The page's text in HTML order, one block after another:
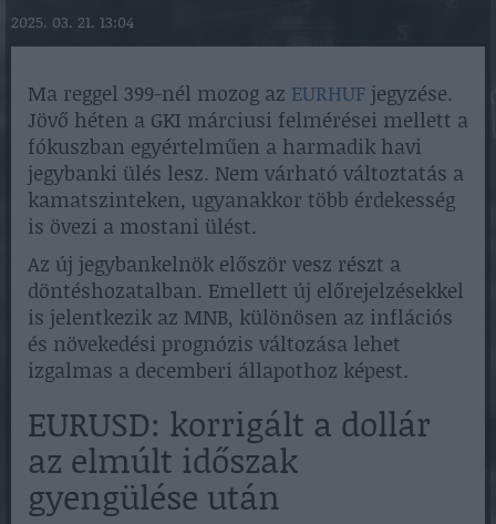
2025. 03. 21. 13:04
Ma reggel 399-nél mozog az EURHUF jegyzése.
Jövő héten a GKI márciusi felmérései mellett a
fókuszban egyértelműen a harmadik havi
jegybanki ülés lesz. Nem várható változtatás a
kamatszinteken, ugyanakkor több érdekesség
is övezi a mostani ülést.
Az új jegybankelnök először vesz részt a
döntéshozatalban. Emellett új előrejelzésekkel
is jelentkezik az MNB, különösen az inflációs
és növekedési prognózis változása lehet
izgalmas a decemberi állapothoz képest.
EURUSD: korrigált a dollár
az elmúlt időszak
gyengülése után